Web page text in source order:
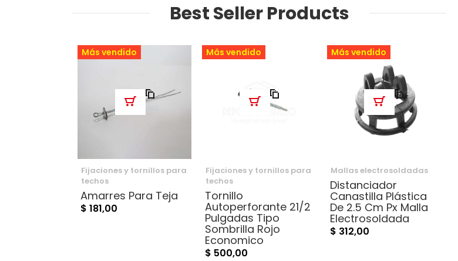
Best Seller Products
Añadir para comparar
Más vendido
Fijaciones y tornillos para
techos
Amarres Para Teja
$ 181,00
Más vendido
Fijaciones y tornillos para
techos
Tornillo
Autoperforante 21/2
Pulgadas Tipo
Sombrilla Rojo
Economico
$ 500,00
Añadir para comparar
Más vendido
Mallas electrosoldadas
Distanciador
Canastilla Plástica
De 2.5 Cm Px Malla
Electrosoldada
$ 312,00